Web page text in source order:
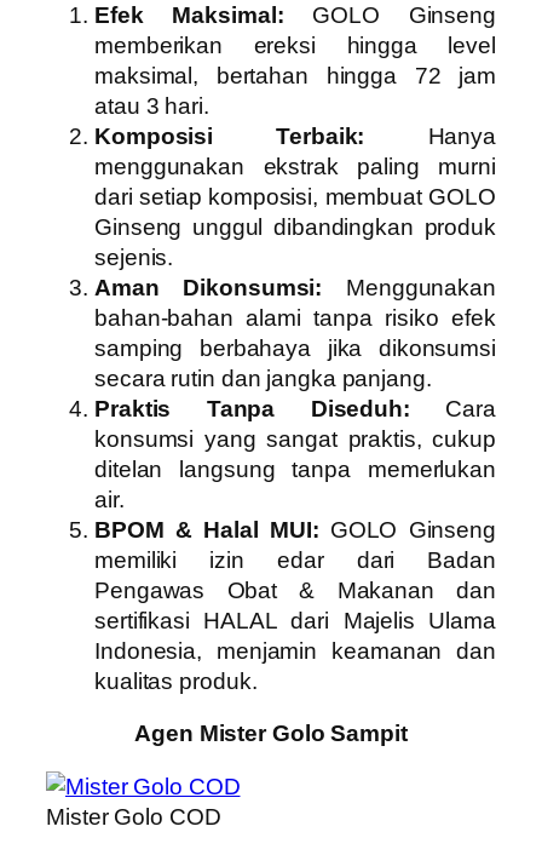
Efek Maksimal: GOLO Ginseng
memberikan ereksi hingga level
maksimal, bertahan hingga 72 jam
atau 3 hari.
Komposisi Terbaik: Hanya
menggunakan ekstrak paling murni
dari setiap komposisi, membuat GOLO
Ginseng unggul dibandingkan produk
sejenis.
Aman Dikonsumsi: Menggunakan
bahan-bahan alami tanpa risiko efek
samping berbahaya jika dikonsumsi
secara rutin dan jangka panjang.
Praktis Tanpa Diseduh: Cara
konsumsi yang sangat praktis, cukup
ditelan langsung tanpa memerlukan
air.
BPOM & Halal MUI: GOLO Ginseng
memiliki izin edar dari Badan
Pengawas Obat & Makanan dan
sertifikasi HALAL dari Majelis Ulama
Indonesia, menjamin keamanan dan
kualitas produk.
Agen Mister Golo Sampit
Mister Golo COD